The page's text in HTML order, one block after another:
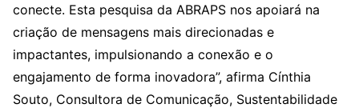
conecte. Esta pesquisa da ABRAPS nos apoiará na
criação de mensagens mais direcionadas e
impactantes, impulsionando a conexão e o
engajamento de forma inovadora”, afirma Cínthia
Souto, Consultora de Comunicação, Sustentabilidade